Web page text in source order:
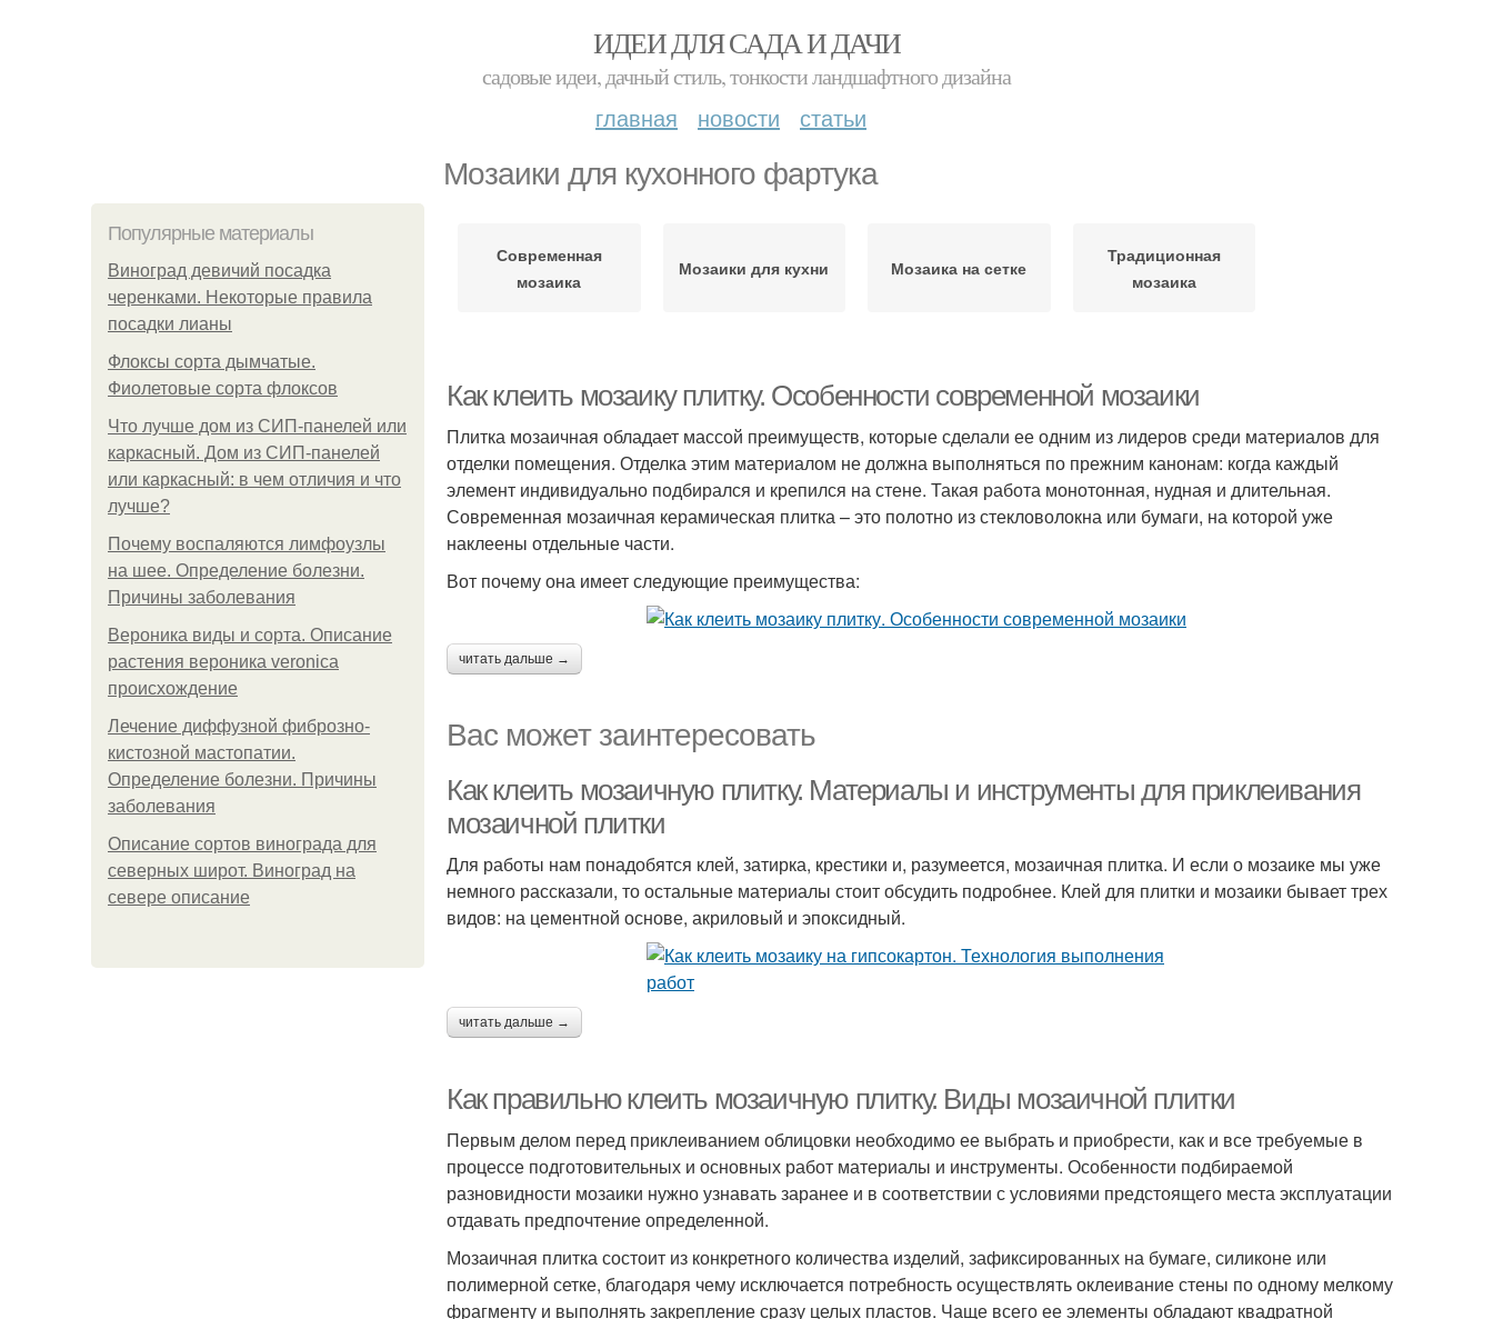
ИДЕИ ДЛЯ САДА И ДАЧИ
садовые идеи, дачный стиль, тонкости ландшафтного дизайна
главная новости статьи
Мозаики для кухонного фартука
Популярные материалы
Виноград девичий посадка
черенками. Некоторые правила
посадки лианы
Флоксы сорта дымчатые.
Фиолетовые сорта флоксов
Что лучше дом из СИП-панелей или
каркасный. Дом из СИП-панелей
или каркасный: в чем отличия и что
лучше?
Почему воспаляются лимфоузлы
на шее. Определение болезни.
Причины заболевания
Вероника виды и сорта. Описание
растения вероника veronica
происхождение
Лечение диффузной фиброзно-
кистозной мастопатии.
Определение болезни. Причины
заболевания
Описание сортов винограда для
северных широт. Виноград на
севере описание
Современная
мозаика
Мозаики для кухни Мозаика на сетке
Традиционная
мозаика
Как клеить мозаику плитку. Особенности современной мозаики
Плитка мозаичная обладает массой преимуществ, которые сделали ее одним из лидеров среди материалов для
отделки помещения. Отделка этим материалом не должна выполняться по прежним канонам: когда каждый
элемент индивидуально подбирался и крепился на стене. Такая работа монотонная, нудная и длительная.
Современная мозаичная керамическая плитка – это полотно из стекловолокна или бумаги, на которой уже
наклеены отдельные части.
Вот почему она имеет следующие преимущества:
читать дальше →
Вас может заинтересовать
Как клеить мозаичную плитку. Материалы и инструменты для приклеивания
мозаичной плитки
Для работы нам понадобятся клей, затирка, крестики и, разумеется, мозаичная плитка. И если о мозаике мы уже
немного рассказали, то остальные материалы стоит обсудить подробнее. Клей для плитки и мозаики бывает трех
видов: на цементной основе, акриловый и эпоксидный.
читать дальше →
Как правильно клеить мозаичную плитку. Виды мозаичной плитки
Первым делом перед приклеиванием облицовки необходимо ее выбрать и приобрести, как и все требуемые в
процессе подготовительных и основных работ материалы и инструменты. Особенности подбираемой
разновидности мозаики нужно узнавать заранее и в соответствии с условиями предстоящего места эксплуатации
отдавать предпочтение определенной.
Мозаичная плитка состоит из конкретного количества изделий, зафиксированных на бумаге, силиконе или
полимерной сетке, благодаря чему исключается потребность осуществлять оклеивание стены по одному мелкому
фрагменту и выполнять закрепление сразу целых пластов. Чаще всего ее элементы обладают квадратной